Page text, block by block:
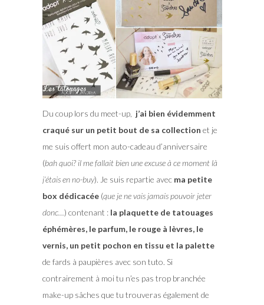
Du coup lors du meet-up, j’ai bien évidemment
craqué sur un petit bout de sa collection et je
me suis offert mon auto-cadeau d’anniversaire
(bah quoi? il me fallait bien une excuse à ce moment là
j’étais en no-buy). Je suis repartie avec ma petite
box dédicacée(que je ne vais jamais pouvoir jeter
donc…) contenant : la plaquette de tatouages
éphémères, le parfum, le rouge à lèvres, le
vernis, un petit pochon en tissu et la palette
de fards à paupières avec son tuto. Si
contrairement à moi tu n’es pas trop branchée
make-up sâches que tu trouveras également de